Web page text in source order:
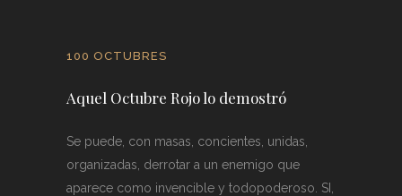
100 OCTUBRES
Aquel Octubre Rojo lo demostró
Se puede, con masas, concientes, unidas,
organizadas, derrotar a un enemigo que
aparece como invencible y todopoderoso. SI,